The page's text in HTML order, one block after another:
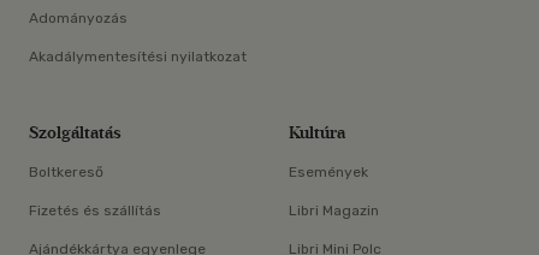
Adományozás
Akadálymentesítési nyilatkozat
Szolgáltatás
Boltkereső
Fizetés és szállítás
Ajándékkártya egyenlege
Kultúra
Események
Libri Magazin
Libri Mini Polc